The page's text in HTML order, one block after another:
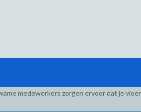
medewerkers zorgen ervoor dat je